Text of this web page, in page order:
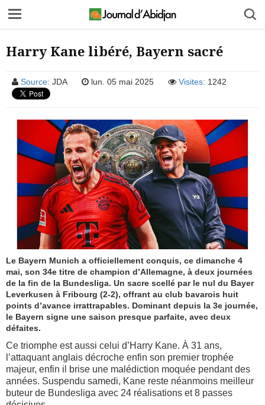
Harry Kane libéré, Bayern sacré
Source: JDA lun. 05 mai 2025 Visites: 1242
Le Bayern Munich a officiellement conquis, ce dimanche 4
mai, son 34e titre de champion d’Allemagne, à deux journées
de la fin de la Bundesliga. Un sacre scellé par le nul du Bayer
Leverkusen à Fribourg (2-2), offrant au club bavarois huit
points d’avance irrattrapables. Dominant depuis la 3e journée,
le Bayern signe une saison presque parfaite, avec deux
défaites.
Ce triomphe est aussi celui d’Harry Kane. À 31 ans,
l’attaquant anglais décroche enfin son premier trophée
majeur, enfin il brise une malédiction moquée pendant des
années. Suspendu samedi, Kane reste néanmoins meilleur
buteur de Bundesliga avec 24 réalisations et 8 passes